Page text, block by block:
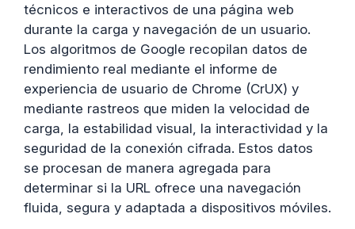
técnicos e interactivos de una página web
durante la carga y navegación de un usuario.
Los algoritmos de Google recopilan datos de
rendimiento real mediante el informe de
experiencia de usuario de Chrome (CrUX) y
mediante rastreos que miden la velocidad de
carga, la estabilidad visual, la interactividad y la
seguridad de la conexión cifrada. Estos datos
se procesan de manera agregada para
determinar si la URL ofrece una navegación
fluida, segura y adaptada a dispositivos móviles.